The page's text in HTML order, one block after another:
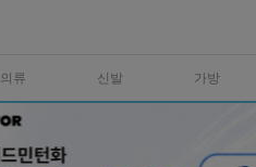
의류 신발 가방